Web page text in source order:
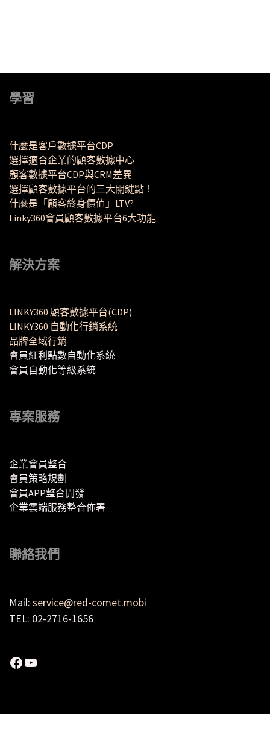
學習
什麼是客戶數據平台CDP
選擇適合企業的顧客數據中心
顧客數據平台CDP與CRM差異
選擇顧客數據平台的三大關鍵點！
什麼是「顧客終身價值」LTV?
Linky360會員顧客數據平台6大功能
解決方案
LINKY360 顧客數據平台(CDP)
LINKY360 自動化行銷系統
品牌全域行銷
會員紅利點數自動化系統
會員自動化等級系統
專案服務
企業會員整合
會員策略規劃
會員APP整合開發
企業雲端服務整合佈署
聯絡我們
Mail: service@red-comet.mobi
TEL: 02-2716-1656
Facebook
YouTube